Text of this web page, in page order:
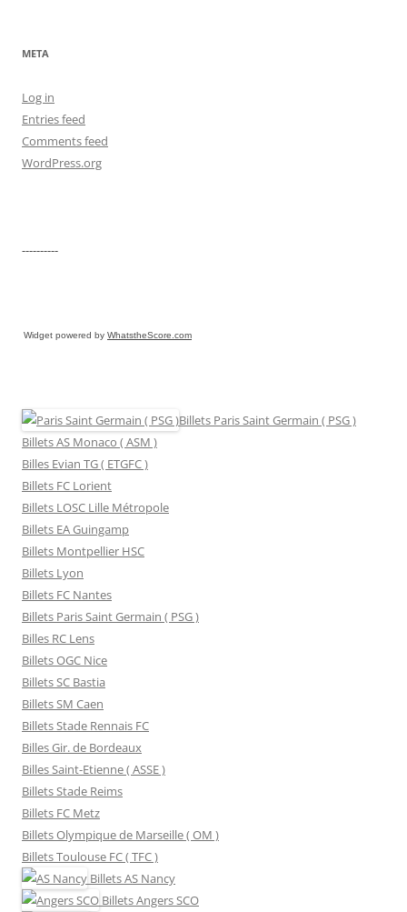
META
Log in
Entries feed
Comments feed
WordPress.org
----------
Widget powered by WhatstheScore.com
Billets Paris Saint Germain ( PSG )
Billets AS Monaco ( ASM )
Billes Evian TG ( ETGFC )
Billets FC Lorient
Billets LOSC Lille Métropole
Billets EA Guingamp
Billets Montpellier HSC
Billets Lyon
Billets FC Nantes
Billets Paris Saint Germain ( PSG )
Billes RC Lens
Billets OGC Nice
Billets SC Bastia
Billets SM Caen
Billets Stade Rennais FC
Billes Gir. de Bordeaux
Billes Saint-Etienne ( ASSE )
Billets Stade Reims
Billets FC Metz
Billets Olympique de Marseille ( OM )
Billets Toulouse FC ( TFC )
BilletsAS Nancy
BilletsAngers SCO